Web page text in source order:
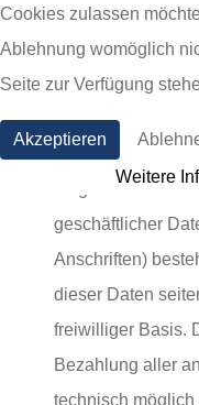
4. Datenschutz
Sofern innerhalb
Möglichkeit zur
geschäftlicher
Anschriften)
dieser Daten
freiwilliger Basis.
Bezahlung aller
technisch
Cookies zulassen
Ablehnung womöglich
Seite zur Verfügung
Akzeptieren
Weitere